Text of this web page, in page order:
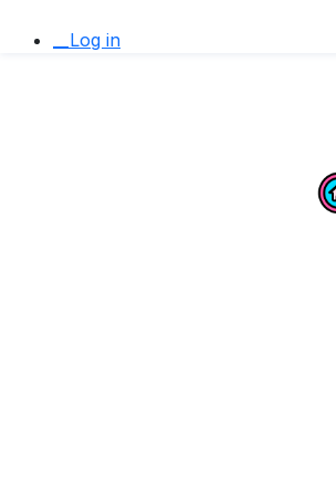
__Log in